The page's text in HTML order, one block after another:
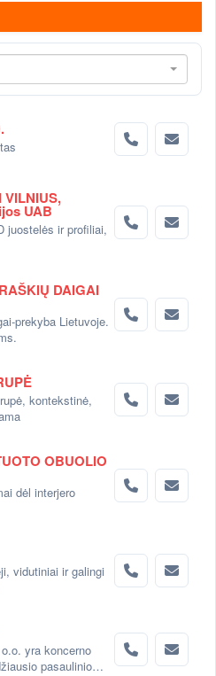
VILNIUS,
UAB
juostelės ir profiliai,
DAIGAI
prekyba Lietuvoje.
kontekstinė,
OBUOLIO
dėl interjero
vidutiniai ir galingi
yra koncerno
pasaulinio